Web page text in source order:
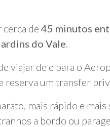
de 45 minutos
do Vale.
viajar de e para o
reserva um transfer
mais rápido e mais
a bordo ou